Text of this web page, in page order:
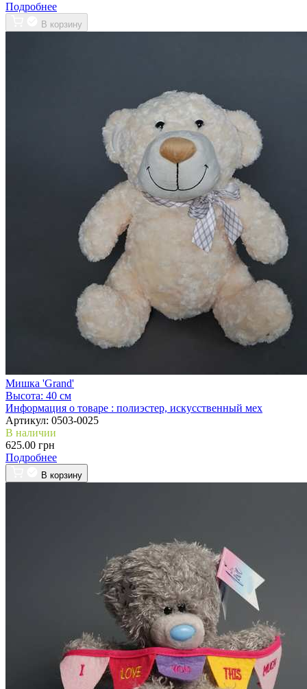
Подробнее
В корзину
Мишка 'Grand'
Высота: 40 см
Информация о товаре : полиэстер, искусственный мех
Артикул: 0503-0025
В наличии
625.00 грн
Подробнее
В корзину